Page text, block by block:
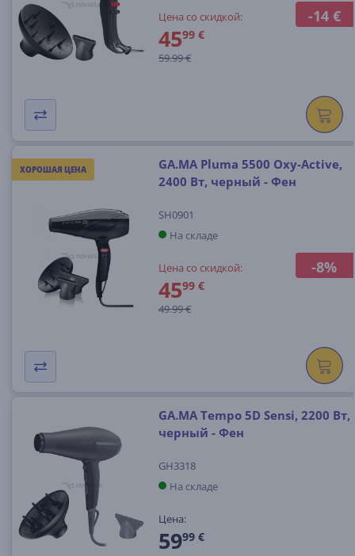
-14 €
Цена со скидкой:
4599 €
59.99 €
ХОРОШАЯ ЦЕНА
-8%
GA.MA Pluma 5500 Oxy-Active,
2400 Вт, черный - Фен
SH0901
На складе
Цена со скидкой:
4599 €
49.99 €
GA.MA Tempo 5D Sensi, 2200 Вт,
черный - Фен
GH3318
На складе
Цена:
5999 €